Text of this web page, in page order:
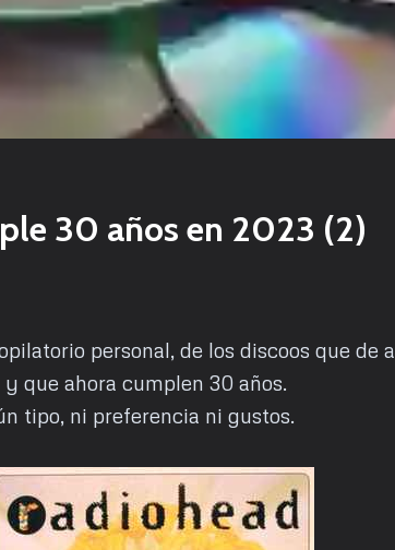
30 años en 2023 (2)
personal, de los discoos que de
que ahora cumplen 30 años.
tipo, ni preferencia ni gustos.